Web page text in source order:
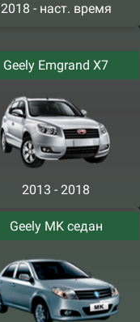
2018 - наст. время
Geely Emgrand X7
2013 - 2018
Geely MK седан